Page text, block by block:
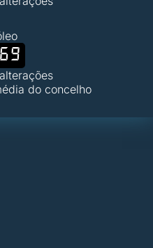
do concelho